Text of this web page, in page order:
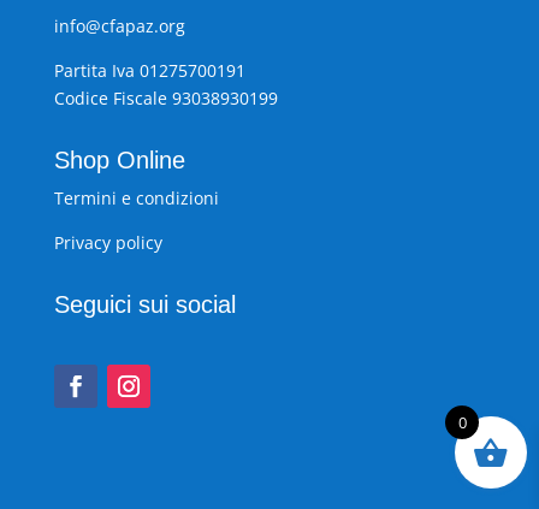
info@cfapaz.org
Partita Iva 01275700191
Codice Fiscale 93038930199
Shop Online
Termini e condizioni
Privacy policy
Seguici sui social
0